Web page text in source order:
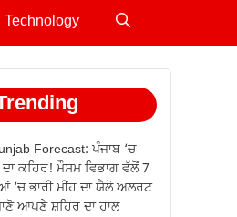
Technology
Forecast: ਪੰਜਾਬ ‘ਚ
ਕਹਿਰ! ਮੌਸਮ ਵਿਭਾਗ ਵੱਲੋਂ 7
‘ਚ ਭਾਰੀ ਮੀਂਹ ਦਾ ਯੈਲੋ ਅਲਰਟ
ਆਪਣੇ ਸ਼ਹਿਰ ਦਾ ਹਾਲ